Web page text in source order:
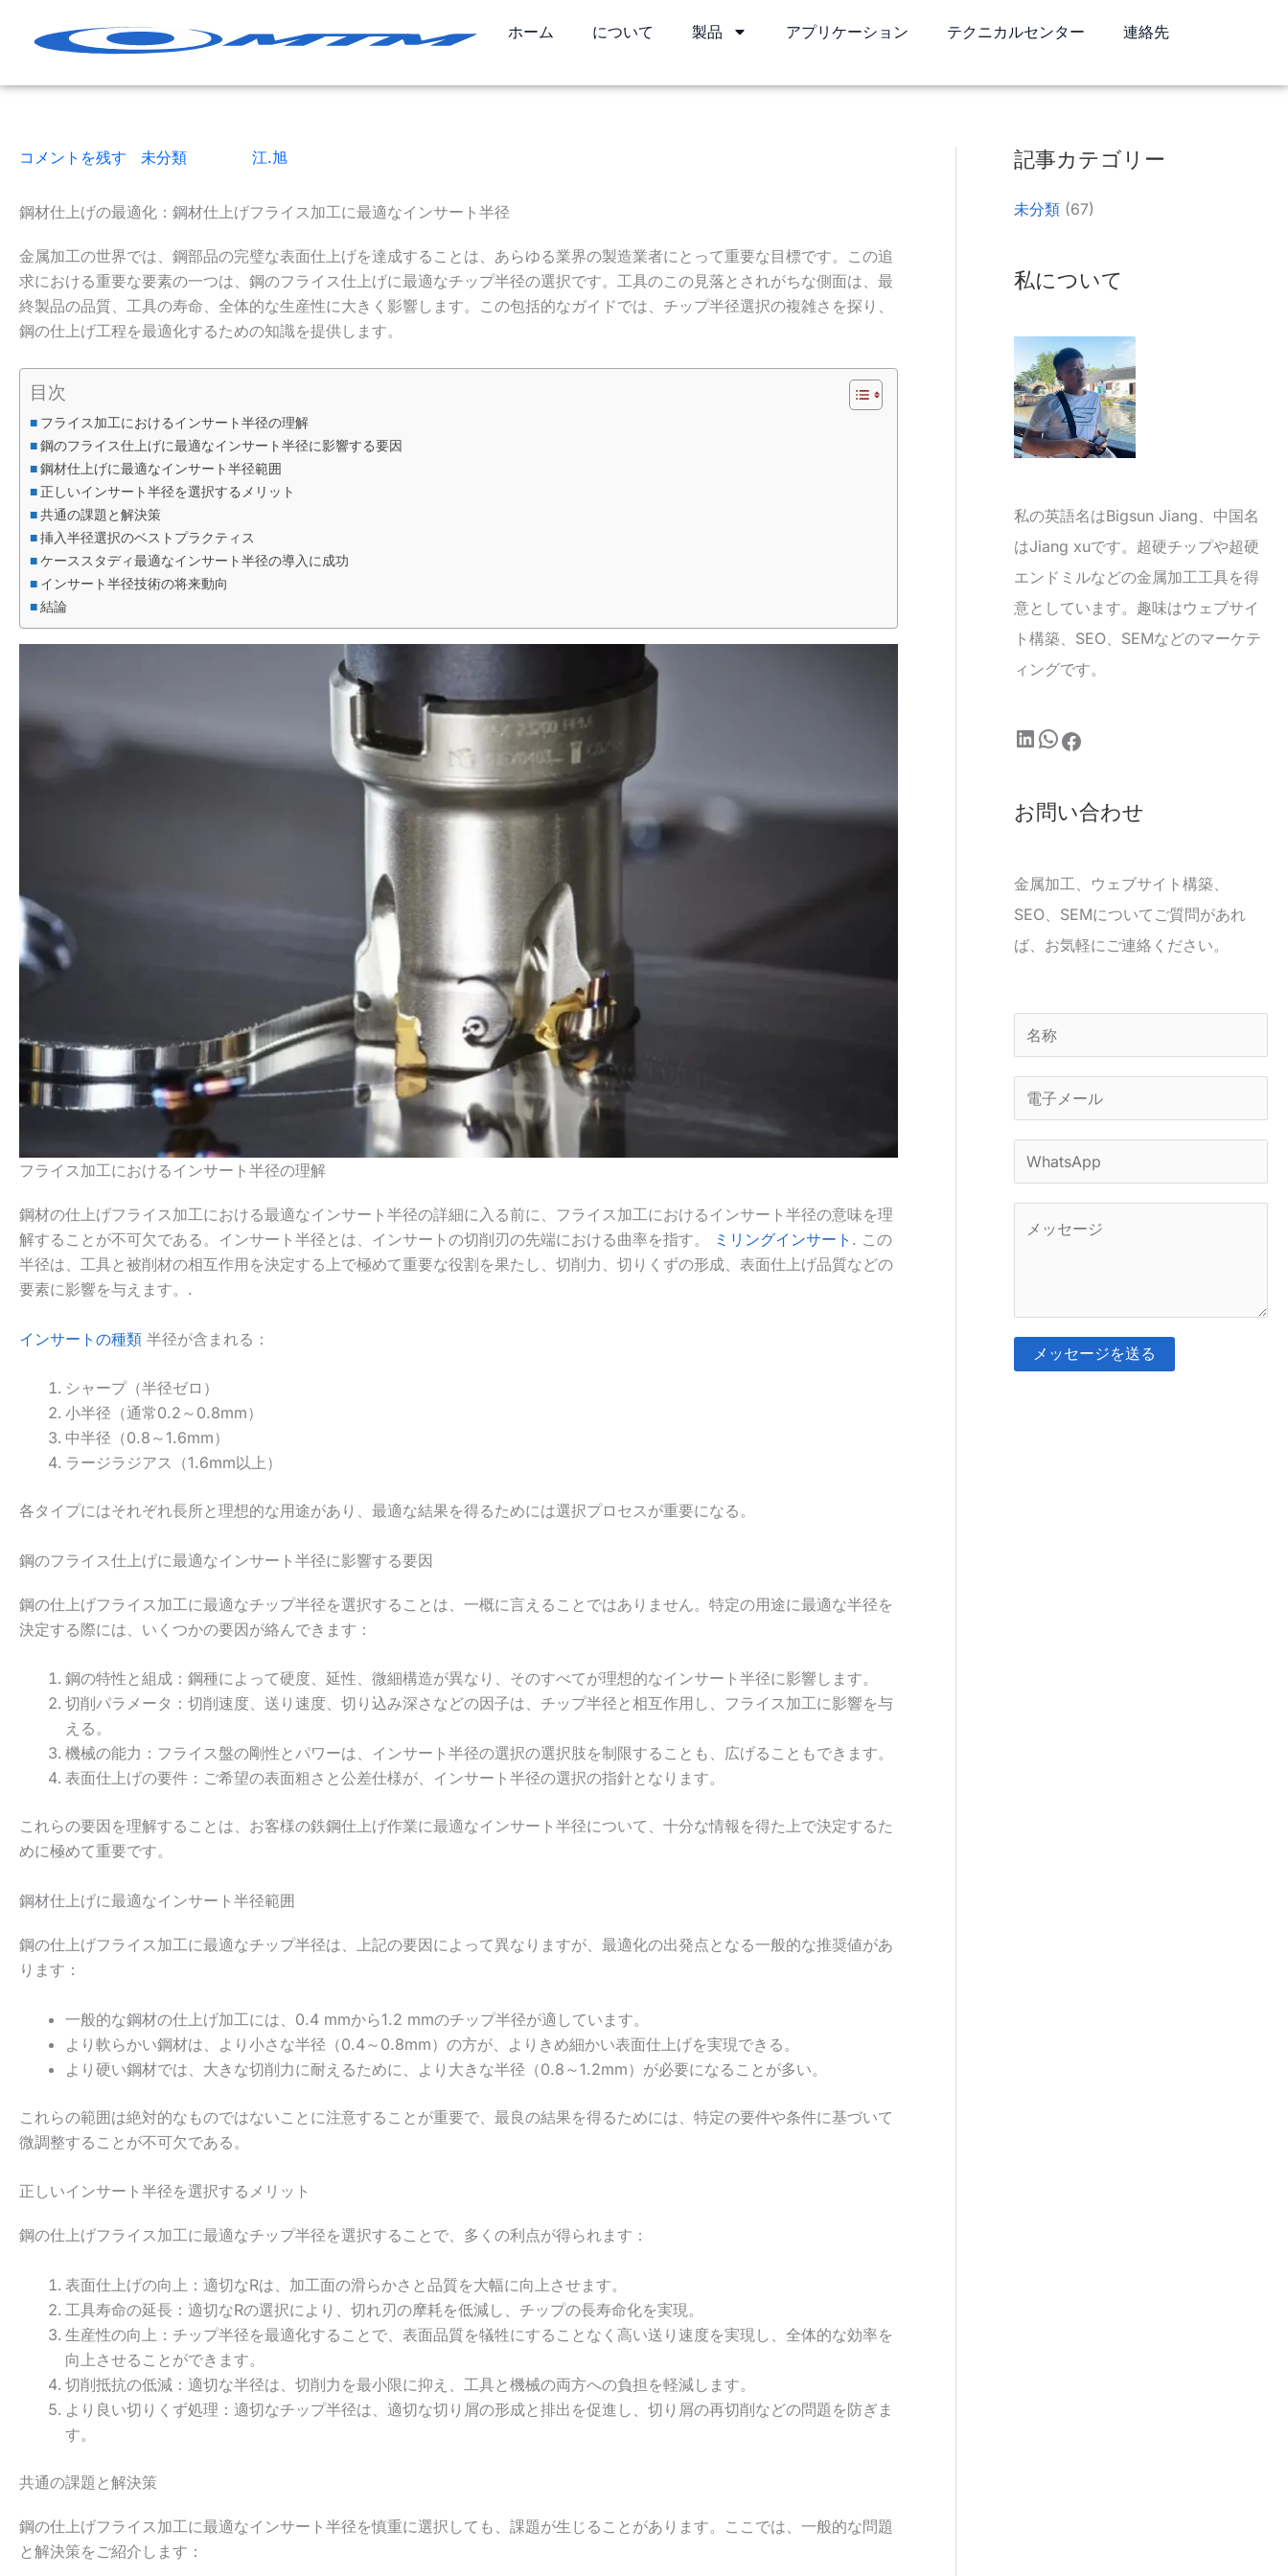
ン
ホーム について 製品 アプリケーション テクニカルセンター 連絡先
コメントを残す 未分類 江.旭
鋼材仕上げの最適化：鋼材仕上げフライス加工に最適なインサート半径
金属加工の世界では、鋼部品の完璧な表面仕上げを達成することは、あらゆる業界の製造業者にとって重要な目標です。この追
求における重要な要素の一つは、鋼のフライス仕上げに最適なチップ半径の選択です。工具のこの見落とされがちな側面は、最
終製品の品質、工具の寿命、全体的な生産性に大きく影響します。この包括的なガイドでは、チップ半径選択の複雑さを探り、
鋼の仕上げ工程を最適化するための知識を提供します。
目次
フライス加工におけるインサート半径の理解
鋼のフライス仕上げに最適なインサート半径に影響する要因
鋼材仕上げに最適なインサート半径範囲
正しいインサート半径を選択するメリット
共通の課題と解決策
挿入半径選択のベストプラクティス
ケーススタディ最適なインサート半径の導入に成功
インサート半径技術の将来動向
結論
フライス加工におけるインサート半径の理解
鋼材の仕上げフライス加工における最適なインサート半径の詳細に入る前に、フライス加工におけるインサート半径の意味を理
解することが不可欠である。インサート半径とは、インサートの切削刃の先端における曲率を指す。
ミリングインサート . この
半径は、工具と被削材の相互作用を決定する上で極めて重要な役割を果たし、切削力、切りくずの形成、表面仕上げ品質などの
要素に影響を与えます。.
インサートの種類 半径が含まれる：
シャープ（半径ゼロ）
小半径（通常0.2～0.8mm）
中半径（0.8～1.6mm）
ラージラジアス（1.6mm以上）
各タイプにはそれぞれ長所と理想的な用途があり、最適な結果を得るためには選択プロセスが重要になる。
鋼のフライス仕上げに最適なインサート半径に影響する要因
鋼の仕上げフライス加工に最適なチップ半径を選択することは、一概に言えることではありません。特定の用途に最適な半径を
決定する際には、いくつかの要因が絡んできます：
鋼の特性と組成：鋼種によって硬度、延性、微細構造が異なり、そのすべてが理想的なインサート半径に影響します。
切削パラメータ：切削速度、送り速度、切り込み深さなどの因子は、チップ半径と相互作用し、フライス加工に影響を与
える。
機械の能力：フライス盤の剛性とパワーは、インサート半径の選択の選択肢を制限することも、広げることもできます。
表面仕上げの要件：ご希望の表面粗さと公差仕様が、インサート半径の選択の指針となります。
これらの要因を理解することは、お客様の鉄鋼仕上げ作業に最適なインサート半径について、十分な情報を得た上で決定するた
めに極めて重要です。
鋼材仕上げに最適なインサート半径範囲
鋼の仕上げフライス加工に最適なチップ半径は、上記の要因によって異なりますが、最適化の出発点となる一般的な推奨値があ
ります：
一般的な鋼材の仕上げ加工には、0.4 mmから1.2 mmのチップ半径が適しています。
より軟らかい鋼材は、より小さな半径（0.4～0.8mm）の方が、よりきめ細かい表面仕上げを実現できる。
より硬い鋼材では、大きな切削力に耐えるために、より大きな半径（0.8～1.2mm）が必要になることが多い。
これらの範囲は絶対的なものではないことに注意することが重要で、最良の結果を得るためには、特定の要件や条件に基づいて
微調整することが不可欠である。
正しいインサート半径を選択するメリット
鋼の仕上げフライス加工に最適なチップ半径を選択することで、多くの利点が得られます：
表面仕上げの向上：適切なRは、加工面の滑らかさと品質を大幅に向上させます。
工具寿命の延長：適切なRの選択により、切れ刃の摩耗を低減し、チップの長寿命化を実現。
生産性の向上：チップ半径を最適化することで、表面品質を犠牲にすることなく高い送り速度を実現し、全体的な効率を
向上させることができます。
切削抵抗の低減：適切な半径は、切削力を最小限に抑え、工具と機械の両方への負担を軽減します。
より良い切りくず処理：適切なチップ半径は、適切な切り屑の形成と排出を促進し、切り屑の再切削などの問題を防ぎま
す。
共通の課題と解決策
鋼の仕上げフライス加工に最適なインサート半径を慎重に選択しても、課題が生じることがあります。ここでは、一般的な問題
と解決策をご紹介します：
記事カテゴリー
未分類 (67)
私について
私の英語名はBigsun Jiang、中国名
はJiang xuです。超硬チップや超硬
エンドミルなどの金属加工工具を得
意としています。趣味はウェブサイ
ト構築、SEO、SEMなどのマーケテ
ィングです。
リンクトインWhatsApp フェイスブック
お問い合わせ
金属加工、ウェブサイト構築、
SEO、SEMについてご質問があれ
ば、お気軽にご連絡ください。
称
電
子
メ
ー
W
h
p
p
ま
た
メッセージを送る